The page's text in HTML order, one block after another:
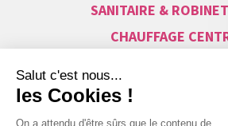
SANITAIRE &
CHAUFFAGE
ALARME &
MAISON
VISIOPHONE &